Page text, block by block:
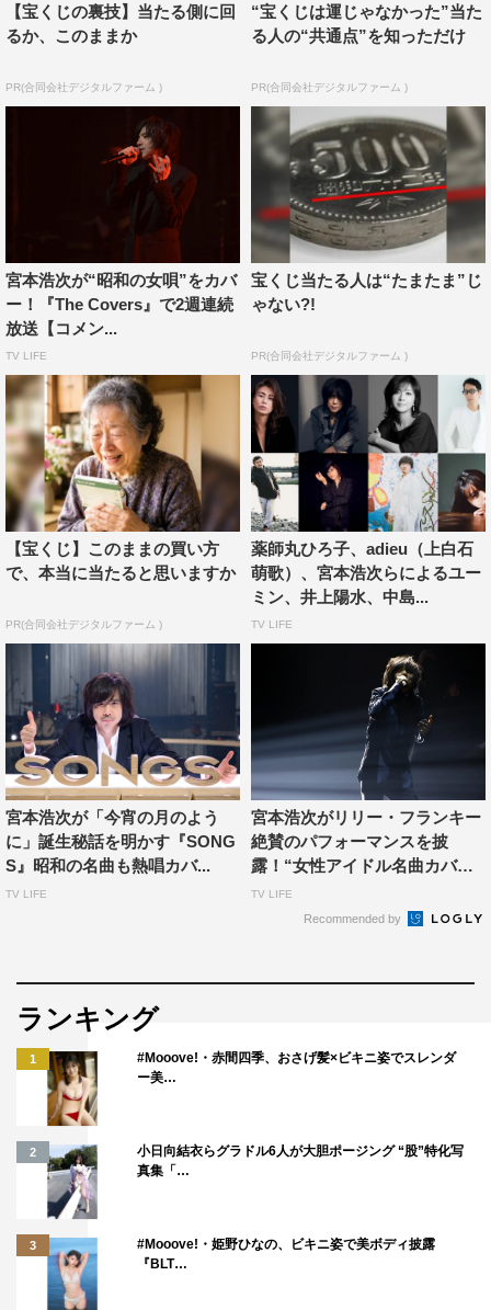
宮本自身が、原曲に「ロックを感じた」「乙女の強さが、
カッコよく描かれている」と語る岩崎宏美の「ロマンス」
は、宮本浩次×音楽プロデューサー・小林武史による、昭
和歌謡のイメージを遥かに超えたアレンジとパフォーマン
スを披露。
歌唱を目の当たりにしたMCのリリー・フランキーは「こ
れはヤバいですね。一番キレのある時代のブリティッシ
ュ・ロックのようだ」と感想を語った。「あなたが好きな
んです」（詞：阿久悠）と情熱的でストレートな女性像が
描かれたこの曲。女性主人公の魅力を語るとともに、トー
クは自身の恋愛観にも発展し、宮本節が炸裂する。
遠距離恋愛の男女による往復書簡がテーマとなっている太
田裕美の「木綿のハンカチーフ」（作詞：松本隆）では、
宮本自身が、「男女の掛け合いに、自分自身が乗っていけ
る曲」と語った通り、二人の切ない物語が宮本によって大
切に歌い紡がれていく。
アレンジ・プロデュースを手掛けた小林は「宮本の純な歌
声が、この曲の世界にとても似合う」、パフォーマンスを
観たMCの池田エライザは「女性の心情を歌う部分で、胸
がギューっとなった」、リリーは「男性パートでドラムが
入ってきた時に、男、頑張れ！と思った」とそれぞれの印
象を語った。
そして、宮本の母親がよく聴いていたという梓みちよの
「二人でお酒を」では、ストレートに宮本の歌声とギター
【宝くじの裏技】当たる側に回
るか、このままか
PR(合同会社デジタルファーム )
“宝くじは運じゃなかった”当た
る人の“共通点”を知っただけ
PR(合同会社デジタルファーム )
宮本浩次が“昭和の女唄”をカバ
ー！『The Covers』で2週連続
放送【コメン...
TV LIFE
宝くじ当たる人は“たまたま”じ
ゃない?!
PR(合同会社デジタルファーム )
【宝くじ】このままの買い方
で、本当に当たると思いますか
PR(合同会社デジタルファーム )
薬師丸ひろ子、adieu（上白石
萌歌）、宮本浩次らによるユー
ミン、井上陽水、中島...
TV LIFE
宮本浩次が「今宵の月のよう
に」誕生秘話を明かす『SONG
S』昭和の名曲も熱唱カバ...
TV LIFE
宮本浩次がリリー・フランキー
絶賛のパフォーマンスを披
露！“⼥性アイドル名曲カバ
ー...
TV LIFE
Recommended by
ランキング
1
#Mooove!・赤間四季、おさげ髪×ビキニ姿でスレンダ
ー美…
2
小日向結衣らグラドル6人が大胆ポージング “股”特化写
真集「…
3
#Mooove!・姫野ひなの、ビキニ姿で美ボディ披露
『BLT…